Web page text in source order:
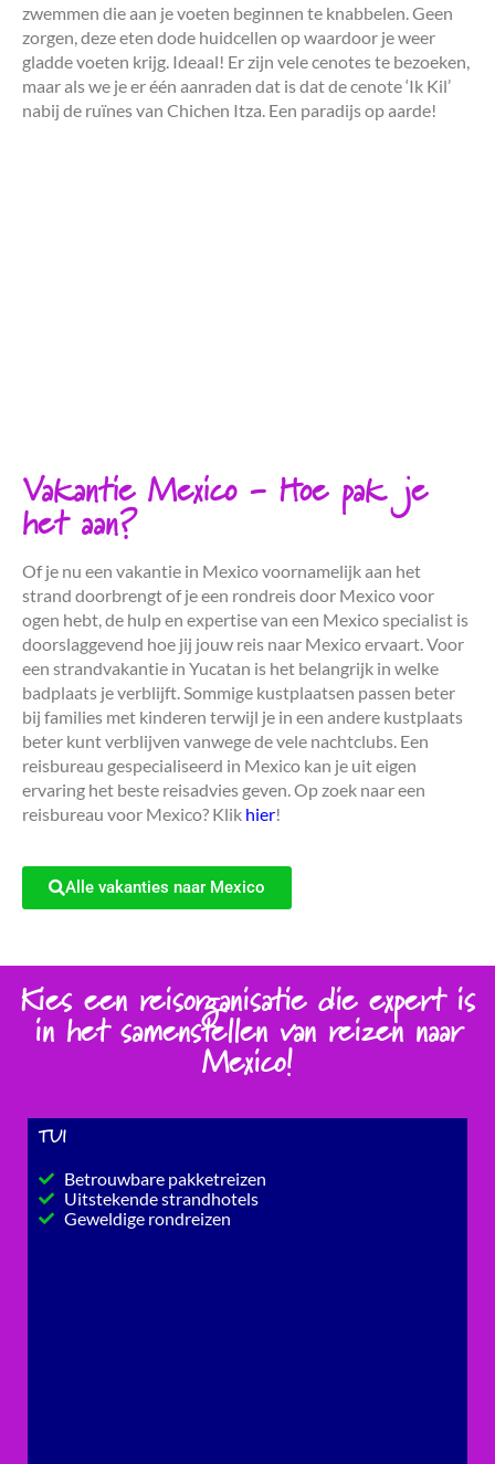
zwemmen die aan je voeten beginnen te knabbelen. Geen
zorgen, deze eten dode huidcellen op waardoor je weer
gladde voeten krijg. Ideaal! Er zijn vele cenotes te bezoeken,
maar als we je er één aanraden dat is dat de cenote ‘Ik Kil’
nabij de ruïnes van Chichen Itza. Een paradijs op aarde!
Vakantie Mexico - Hoe pak je
het aan?
Of je nu een vakantie in Mexico voornamelijk aan het
strand doorbrengt of je een rondreis door Mexico voor
ogen hebt, de hulp en expertise van een Mexico specialist is
doorslaggevend hoe jij jouw reis naar Mexico ervaart. Voor
een strandvakantie in Yucatan is het belangrijk in welke
badplaats je verblijft. Sommige kustplaatsen passen beter
bij families met kinderen terwijl je in een andere kustplaats
beter kunt verblijven vanwege de vele nachtclubs. Een
reisbureau gespecialiseerd in Mexico kan je uit eigen
ervaring het beste reisadvies geven. Op zoek naar een
reisbureau voor Mexico? Klik hier!
Alle vakanties naar Mexico
Kies een reisorganisatie die expert is
in het samenstellen van reizen naar
Mexico!
TUI
Betrouwbare pakketreizen
Uitstekende strandhotels
Geweldige rondreizen